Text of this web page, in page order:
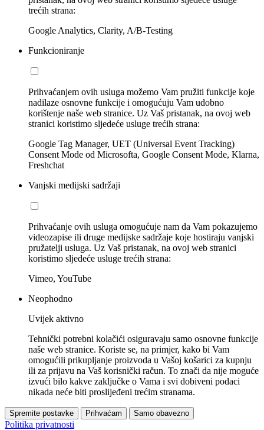
trećih strana:
Google Analytics, Clarity, A/B-Testing
Funkcioniranje
Prihvaćanjem ovih usluga možemo Vam pružiti funkcije koje
nadilaze osnovne funkcije i omogućuju Vam udobno
korištenje naše web stranice. Uz Vaš pristanak, na ovoj web
stranici koristimo sljedeće usluge trećih strana:
Google Tag Manager, UET (Universal Event Tracking)
Consent Mode od Microsofta, Google Consent Mode, Klarna,
Freshchat
Vanjski medijski sadržaji
Prihvaćanje ovih usluga omogućuje nam da Vam pokazujemo
videozapise ili druge medijske sadržaje koje hostiraju vanjski
pružatelji usluga. Uz Vaš pristanak, na ovoj web stranici
koristimo sljedeće usluge trećih strana:
Vimeo, YouTube
Neophodno
Uvijek aktivno
Tehnički potrebni kolačići osiguravaju samo osnovne funkcije
naše web stranice. Koriste se, na primjer, kako bi Vam
omogućili prikupljanje proizvoda u Vašoj košarici za kupnju
ili za prijavu na Vaš korisnički račun. To znači da nije moguće
izvući bilo kakve zaključke o Vama i svi dobiveni podaci
nikada neće biti proslijeđeni trećim stranama.
Spremite postavke Prihvaćam Samo obavezno
Politika privatnosti